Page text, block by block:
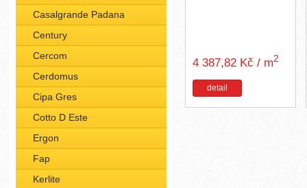
Casalgrande Padana
Century
Cercom
Cerdomus
Cipa Gres
Cotto D Este
Ergon
Fap
Kerlite
4 387,82 Kč / m2
detail